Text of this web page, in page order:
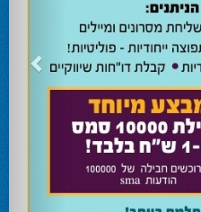
24.02.24
המוניציפליות שיתקיימו ביום
בעכו ויכהן כראש העיר.
זכה במנדט אחד ואילו שמעון
23.10.24